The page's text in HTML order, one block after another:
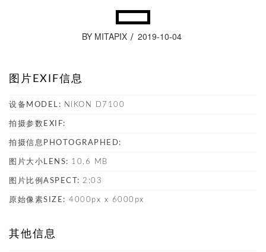
BY MITAPIX 2019-10-04
图片EXIF信息
设备MODEL: NIKON D7100
拍摄参数EXIF:
拍摄信息PHOTOGRAPHED:
图片大小LENS: 10.6 MB
图片比例ASPECT: 2:03
原始像素SIZE: 4000px x 6000px
其他信息